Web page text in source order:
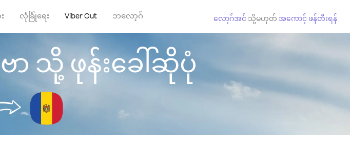
လုံခြုံရေး Viber Out ဘလော့ဂ် လော့ဂ်အင် သို့မဟုတ် အကောင့် ဖန်တီးရန်
ာ သို့ ဖုန်းခေါ်ဆိုပုံ